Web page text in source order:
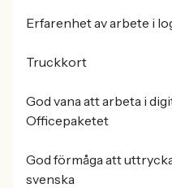
Erfarenhet av arbete i
Truckkort
God vana att arbeta i
Officepaketet
God förmåga att
svenska